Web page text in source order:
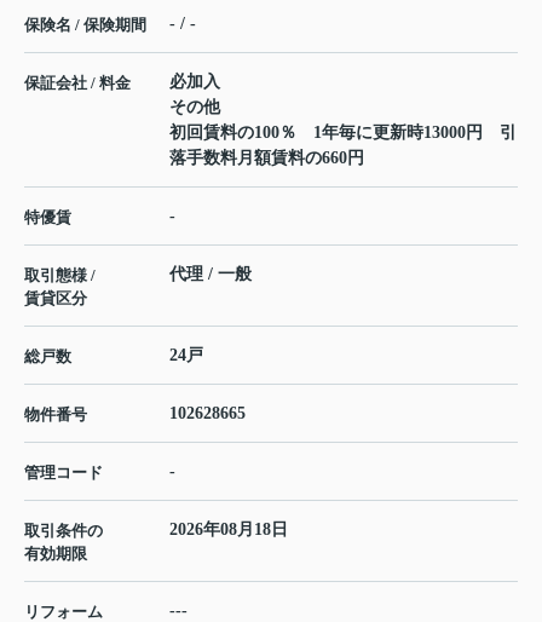
保険名 / 保険期間 - / -
保証会社 / 料金
必加入
その他
初回賃料の100％ 1年毎に更新時13000円 引
落手数料月額賃料の660円
特優賃 -
取引態様 /
賃貸区分
代理 / 一般
総戸数 24戸
物件番号 102628665
管理コード -
取引条件の
有効期限
2026年08月18日
リフォーム ---